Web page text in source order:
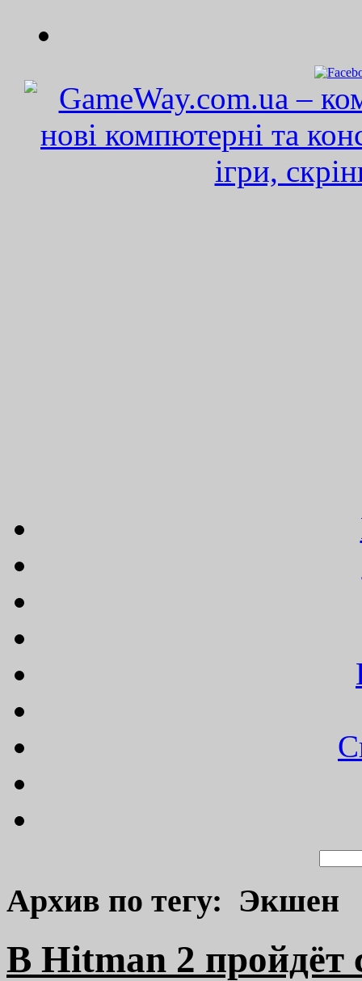
Архив по тегу: Экшен
В Hitman 2 пройдёт